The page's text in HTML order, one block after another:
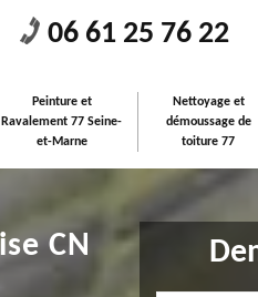
06 61 25 76 22
Peinture et
Ravalement 77 Seine-
et-Marne
Nettoyage et
démoussage de
toiture 77
CN